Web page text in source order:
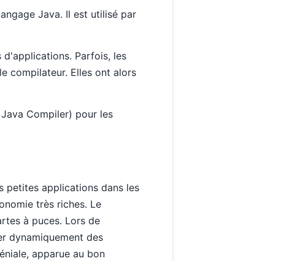
Java. Il est utilisé par
d'applications. Parfois, les
compilateur. Elles ont alors
Compiler) pour les
petites applications dans les
très riches. Le
à puces. Lors de
dynamiquement des
apparue au bon